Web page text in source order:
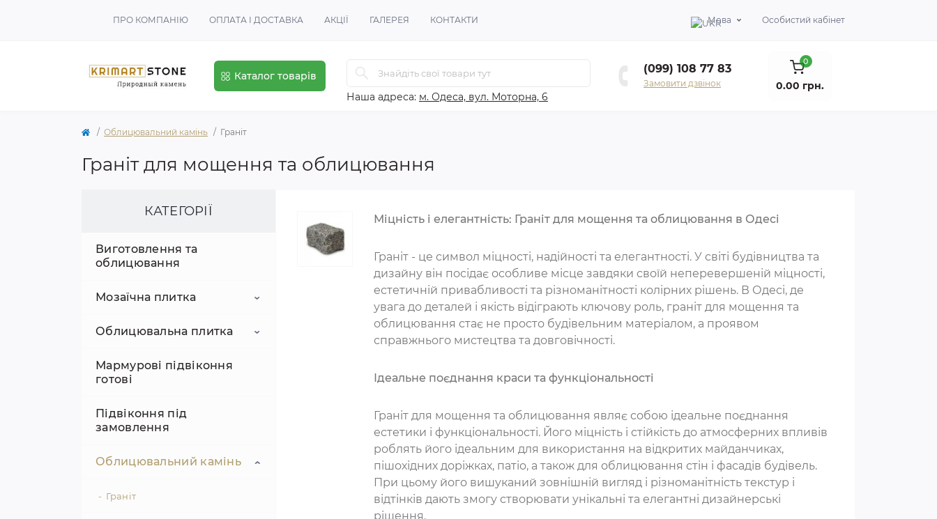
ПРО КОМПАНІЮ ОПЛАТА І ДОСТАВКА АКЦІЇ ГАЛЕРЕЯ КОНТАКТИ Мова Особистий кабінет
Каталог товарів
Наша адреса: м. Одеса, вул. Моторна, 6
(099) 108 77 83
Замовити дзвінок
0
0.00 грн.
Облицювальний камінь Граніт
Граніт для мощення та облицювання
КАТЕГОРІЇ
Виготовлення та
облицювання
Мозаїчна плитка
Мозаїка з мармуру
Мозаїка з травертину
Облицювальна плитка
Мармурова плитка
Гранітна плитка
Плитка з пісковику
Мармурові підвіконня
готові
Підвіконня під
замовлення
Облицювальний камінь
Граніт
Міцність і елегантність: Граніт для мощення та облицювання в Одесі
Граніт - це символ міцності, надійності та елегантності. У світі будівництва та
дизайну він посідає особливе місце завдяки своїй неперевершеній міцності,
естетичній привабливості та різноманітності колірних рішень. В Одесі, де
увага до деталей і якість відіграють ключову роль, граніт для мощення та
облицювання стає не просто будівельним матеріалом, а проявом
справжнього мистецтва та довговічності.
Ідеальне поєднання краси та функціональності
Граніт для мощення та облицювання являє собою ідеальне поєднання
естетики і функціональності. Його міцність і стійкість до атмосферних впливів
роблять його ідеальним для використання на відкритих майданчиках,
пішохідних доріжках, патіо, а також для облицювання стін і фасадів будівель.
При цьому його вишуканий зовнішній вигляд і різноманітність текстур і
відтінків дають змогу створювати унікальні та елегантні дизайнерські
рішення.